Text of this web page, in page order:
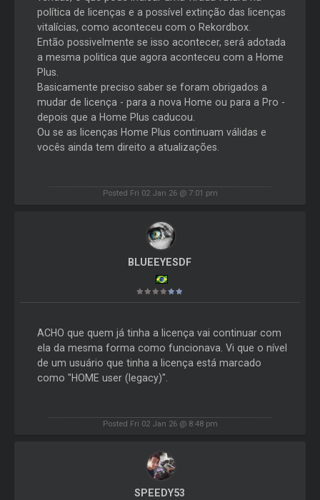
política de licenças e a possível extinção das licenças
vitalícias, como aconteceu com o Rekordbox.
Então possivelmente se isso acontecer, será adotada
a mesma politica que agora aconteceu com a Home
Plus.
Basicamente preciso saber se foram obrigados a
mudar de licença - para a nova Home ou para a Pro -
depois que a Home Plus caducou.
Ou se as licenças Home Plus continuam válidas e
vocês ainda tem direito a atualizações.
Posted Fri 02 Jan 26 @ 7:01 pm
BLUEEYESDF
ACHO que quem já tinha a licença vai continuar com
ela da mesma forma como funcionava. Vi que o nível
de um usuário que tinha a licença está marcado
como "HOME user (legacy)".
Posted Fri 02 Jan 26 @ 8:48 pm
SPEEDY53